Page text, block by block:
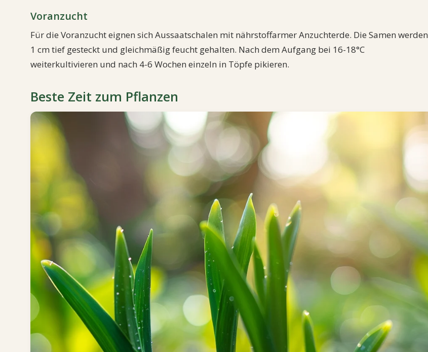
Voranzucht
Für die Voranzucht eignen sich Aussaatschalen mit nährstoffarmer Anzuchterde. Die Samen werden
1 cm tief gesteckt und gleichmäßig feucht gehalten. Nach dem Aufgang bei 16-18°C
weiterkultivieren und nach 4-6 Wochen einzeln in Töpfe pikieren.
Beste Zeit zum Pflanzen